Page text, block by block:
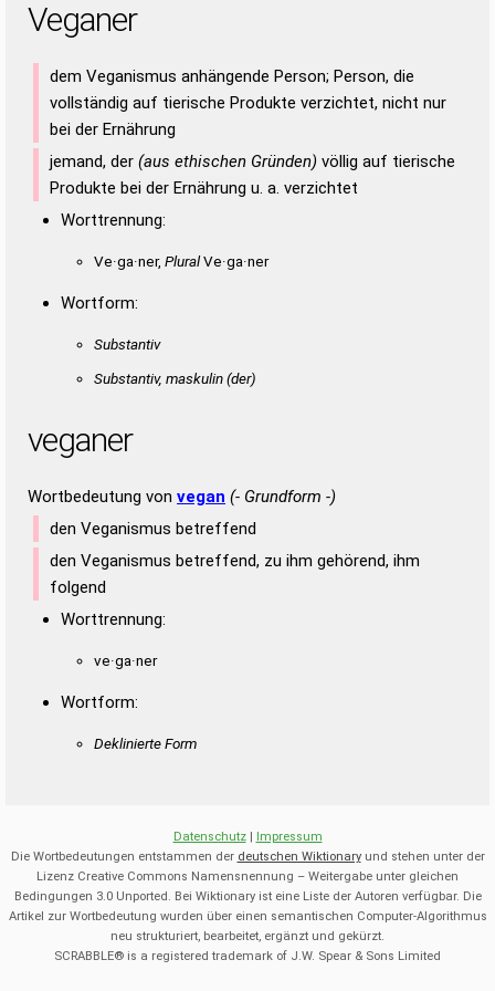
Veganer
dem Veganismus anhängende Person; Person, die
vollständig auf tierische Produkte verzichtet, nicht nur
bei der Ernährung
jemand, der (aus ethischen Gründen) völlig auf tierische
Produkte bei der Ernährung u. a. verzichtet
Worttrennung:
Ve·ga·ner, PluralVe·ga·ner
Wortform:
Substantiv
Substantiv, maskulin(der)
veganer
Wortbedeutung von vegan (- Grundform -)
den Veganismus betreffend
den Veganismus betreffend, zu ihm gehörend, ihm
folgend
Worttrennung:
ve·ga·ner
Wortform:
Deklinierte Form
Datenschutz| Impressum
Die Wortbedeutungen entstammen der deutschen Wiktionaryund stehen unter der
Lizenz Creative Commons Namensnennung – Weitergabe unter gleichen
Bedingungen 3.0 Unported. Bei Wiktionary ist eine Liste der Autoren verfügbar. Die
Artikel zur Wortbedeutung wurden über einen semantischen Computer-Algorithmus
neu strukturiert, bearbeitet, ergänzt und gekürzt.
SCRABBLE® is a registered trademark of J.W. Spear & Sons Limited